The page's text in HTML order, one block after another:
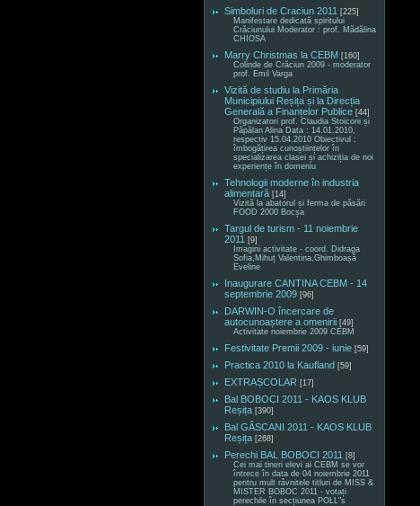
Simboluri de Craciun 2011 [225]
Manifestare dedicată spiritului
Crăciunului Moderator : prof. Mădălina
CHIOSA
Marry Christmas la CEBM [160]
Colinde de Crăciun 2009 - moderator
prof. Emil Varga
Vizită de studiu la Primăria
Municipiului Reșița și la Direcția
Generală a Finanțelor Publice [44]
Organizatori prof. Claudia Stoiconi și
Păpălan Alina Data : 14.01.2010,
respectiv 15.04.2010 Obiectivul :
îmbogățirea cunoștiințelor în
specializarea clasei și achiziția de noi
experiențe în domeniu
Tehnologii moderne în industria
alimentară [14]
Vizită la abatorul și ferma de păsări
FOOD 2000 Bocșa
Targul de turism - 11 noiembrie
2011 [9]
Imagini activitate - coord. Didraga
Sofia,Mihuț Valentina,Ghimboașă
Eveline
Inaugurare CANTINA CEBM - 14
septembrie 2009 [96]
DARWIN-O încercare de
autocunoaștere a omenirii [49]
Activitate noiembrie 2009 CEBM
Festivitate Premii 2009 - iunie [59]
Practica 2010 la Kaufland [59]
EXTRAȘCOLAR [17]
Bal BOBOCI 2011 - KAOS KLUB
Reșița [390]
Bal GÂSCANI 2011 - KAOS KLUB
Reșița [268]
Perechi BAL BOBOCI 2011 [8]
Cei mai tineri elevi ai CEBM se vor
întrece în data de 04 noiembrie 2011
pentru mult râvnitele titluri de MISS &
MISTER BOBOC 2011 - votați
perechile în secțiunea POLL"s